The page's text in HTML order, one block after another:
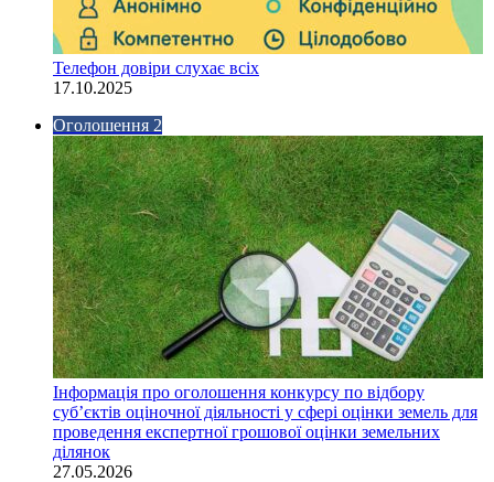
Телефон довіри слухає всіх
17.10.2025
Оголошення 2
Інформація про оголошення конкурсу по відбору
суб’єктів оціночної діяльності у сфері оцінки земель для
проведення експертної грошової оцінки земельних
ділянок
27.05.2026